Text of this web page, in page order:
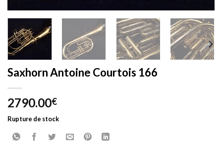
Saxhorn Antoine Courtois 166
2790.00€
Rupture de stock